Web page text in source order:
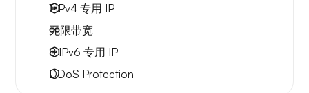
1 IPv4 专用 IP
无限带宽
8 IPv6 专用 IP
DDoS Protection